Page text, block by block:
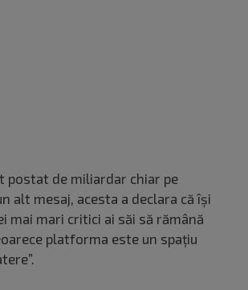
postat de miliardar chiar pe
alt mesaj, acesta a declara că își
mai mari critici ai săi să rămână
platforma este un spațiu